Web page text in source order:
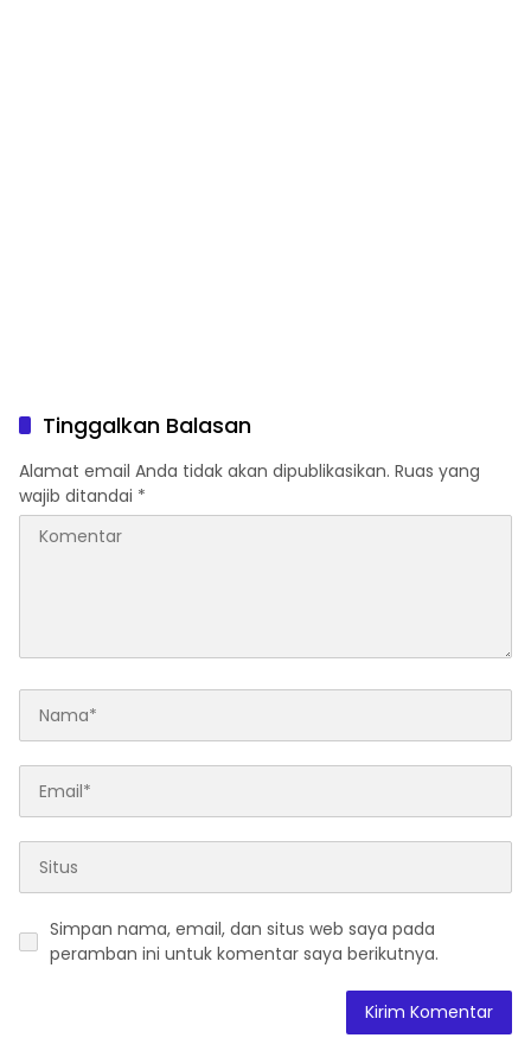
Tinggalkan Balasan
Alamat email Anda tidak akan dipublikasikan. Ruas yang
wajib ditandai *
Simpan nama, email, dan situs web saya pada
peramban ini untuk komentar saya berikutnya.